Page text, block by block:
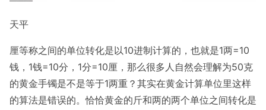
天平
厘等称之间的单位转化是以10进制计算的，也就是1两=10
钱，1钱=10分，1分=10厘，那么很多人自然会理解为50克
的黄金手镯是不是等于1两重？其实在黄金计算单位里这样
的算法是错误的。恰恰黄金的斤和两的两个单位之间转化是